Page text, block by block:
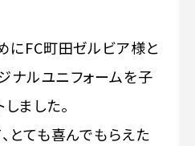
にFC町田ゼルビア様と
ナルユニフォームを子
ました。
とても喜んでもらえた